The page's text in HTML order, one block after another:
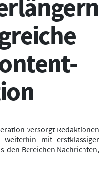
versorgt Redaktionen
mit erstklassiger
den Bereichen Nachrichten,